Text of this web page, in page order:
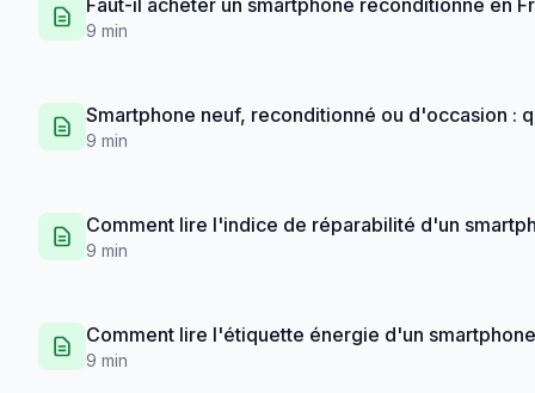
Faut-il acheter un smartphone reconditionné en
9 min
Smartphone neuf, reconditionné ou d'occasion :
9 min
Comment lire l'indice de réparabilité d'un
9 min
Comment lire l'étiquette énergie d'un smartphone
9 min